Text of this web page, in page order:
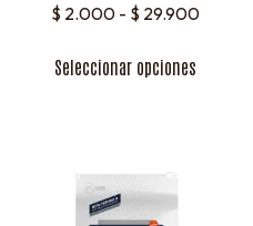
$ 2.000 - $ 29.900
Seleccionar opciones